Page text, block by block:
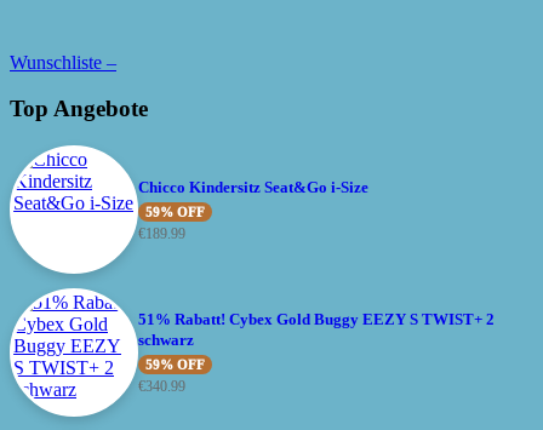
Wunschliste –
Top Angebote
Chicco Kindersitz Seat&Go i-Size
59% OFF
€189.99
51% Rabatt! Cybex Gold Buggy EEZY S TWIST+ 2
schwarz
59% OFF
€340.99